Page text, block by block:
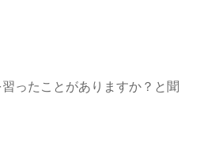
ったことがありますか？と聞